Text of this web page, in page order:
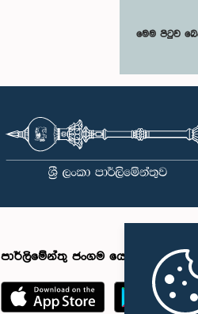
මෙම පිටුව
පාර්ලිමේන්තු ජංගම යෙදුම